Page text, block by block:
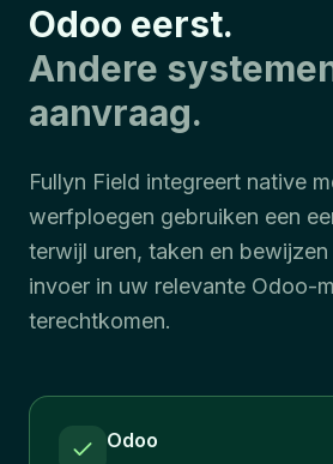
Odoo eerst.
Andere
aanvraag.
Fullyn Field integreert native
werfploegen gebruiken een
terwijl uren, taken en
invoer in uw relevante Odoo-
terechtkomen.
Odoo